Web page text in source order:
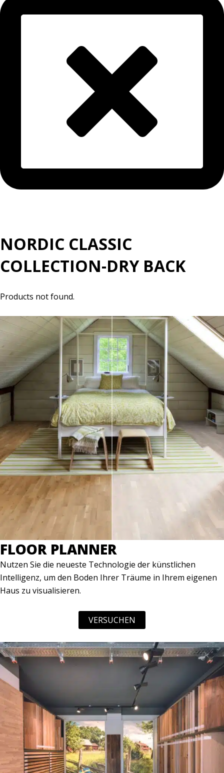
NORDIC CLASSIC
COLLECTION-DRY BACK
Products not found.
FLOOR PLANNER
Nutzen Sie die neueste Technologie der künstlichen
Intelligenz, um den Boden Ihrer Träume in Ihrem eigenen
Haus zu visualisieren.
VERSUCHEN